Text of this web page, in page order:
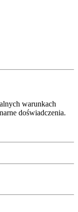
warunkach
doświadczenia.